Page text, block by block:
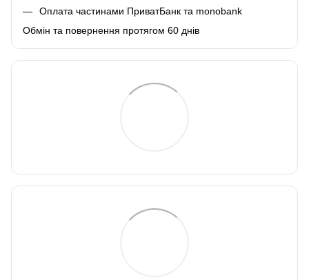
Оплата частинами ПриватБанк та monobank
Обмін та повернення протягом 60 днів